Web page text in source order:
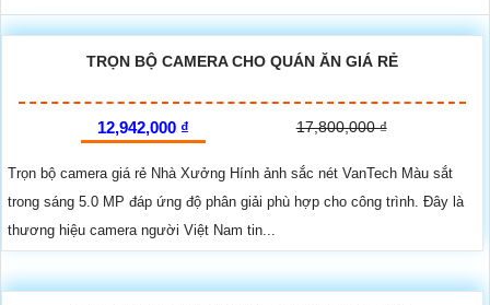
TRỌN BỘ CAMERA CHO QUÁN ĂN GIÁ RẺ
12,942,000 ₫ 17,800,000 ₫
Trọn bộ camera giá rẻ Nhà Xưởng Hính ảnh sắc nét VanTech Màu sắt
trong sáng 5.0 MP đáp ứng độ phân giải phù hợp cho công trình. Đây là
thương hiệu camera người Việt Nam tin...